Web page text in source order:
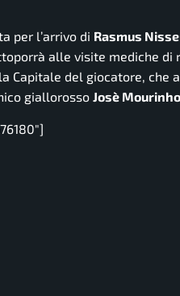
per l’arrivo di Rasmus
alle visite mediche
Capitale del giocatore, che
giallorosso Josè Mourinho